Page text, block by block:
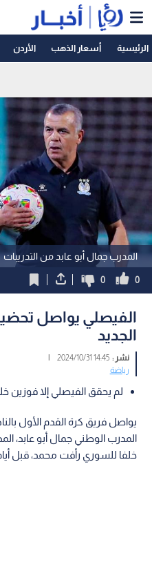
الرئيسية أسعار الذهب الأردن
المدرب جمال أبو عابد من التدريبات
0
0
الفيصلي يواصل
الجديد
نشر :14:45 2024/10/31
|
رياضة
لم يحقق الفيصلي إلا فوزين خلال 8 مباريات
يواصل فريق كرة القدم الأول
المدرب الوطني جمال أبو عابد،
خلفا للسوري رأفت محمد، قبل